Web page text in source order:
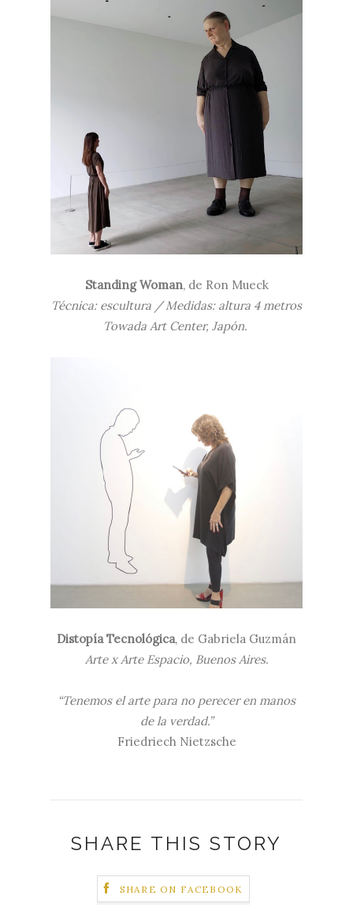
Standing Woman, de Ron Mueck
Técnica: escultura / Medidas: altura 4 metros
Towada Art Center, Japón.
Distopía Tecnológica, de Gabriela Guzmán
Arte x Arte Espacio, Buenos Aires.
“Tenemos el arte para no perecer en manos
de la verdad.”
Friedriech Nietzsche
SHARE THIS STORY
SHARE ON FACEBOOK